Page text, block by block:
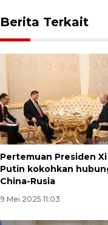
Berita Terkait
Pertemuan Presiden
Putin kokohkan
China-Rusia
9 Mei 2025 11:03